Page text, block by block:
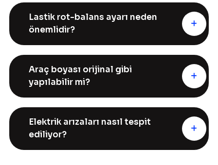
Lastik rot-balans ayarı neden
önemlidir?
Araç boyası orijinal gibi
yapılabilir mi?
Elektrik arızaları nasıl tespit
ediliyor?